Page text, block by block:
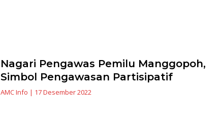
Nagari Pengawas Pemilu Manggopoh,
Simbol Pengawasan Partisipatif
AMC Info | 17 Desember 2022